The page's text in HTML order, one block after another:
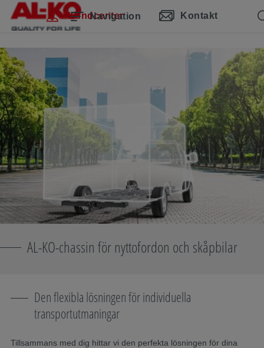
Hoppa över navigering
Hoppa till huvudinnehåll
Hoppa till huvudnavigering
Innehållsförteckning Navigation
Kundcenter Kontakt
AL-KO-chassin för nyttofordon och skåpbilar
Den flexibla lösningen för individuella
transportutmaningar
Tillsammans med dig hittar vi den perfekta lösningen för dina